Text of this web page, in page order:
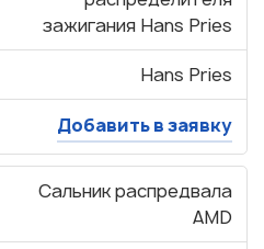
зажигания Hans Pries
Hans Pries
Добавить в заявку
Сальник распредвала
AMD